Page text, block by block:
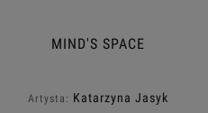
MIND'S SPACE
Artysta: Katarzyna Jasyk